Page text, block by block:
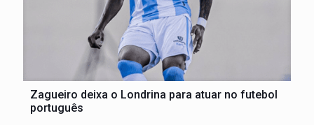
Zagueiro deixa o Londrina para atuar no futebol
português